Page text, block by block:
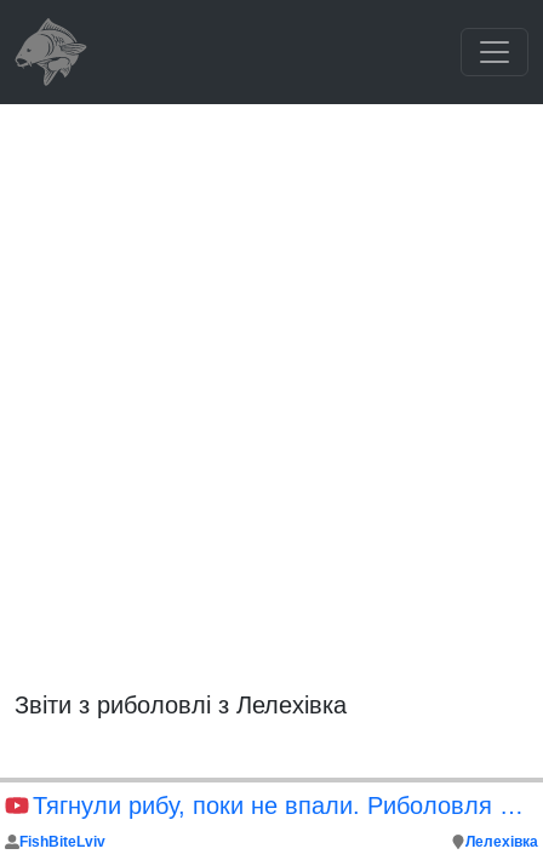
Звіти з риболовлі з Лелехівка
Тягнули рибу, поки не впали. Риболовля на Лелехівці
FishBiteLviv Лелехівка